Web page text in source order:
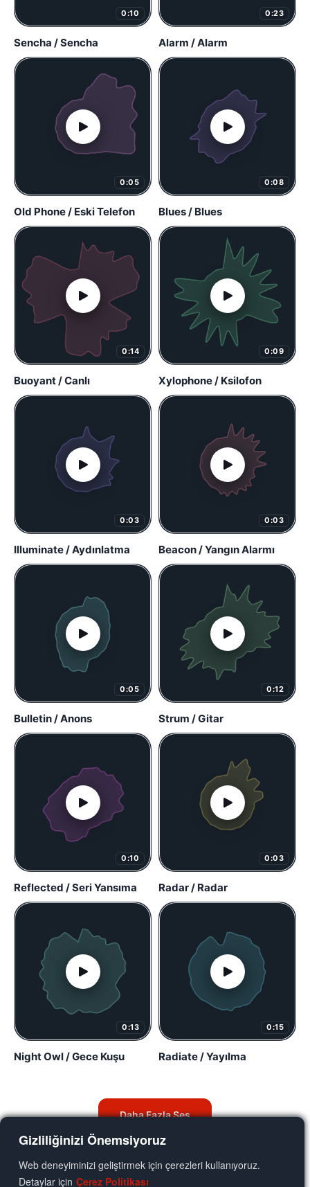
Gizliliğinizi Önemsiyoruz
Web deneyiminizi geliştirmek için çerezleri kullanıyoruz.
Detaylar için Çerez Politikası
0:10
Sencha / Sencha
0:23
Alarm / Alarm
0:05
Old Phone / Eski Telefon
0:08
Blues / Blues
0:14
Buoyant / Canlı
0:09
Xylophone / Ksilofon
0:03
Illuminate / Aydınlatma
0:03
Beacon / Yangın Alarmı
0:05
Bulletin / Anons
0:12
Strum / Gitar
0:10
Reflected / Seri Yansıma
0:03
Radar / Radar
0:13
Night Owl / Gece Kuşu
0:15
Radiate / Yayılma
Daha Fazla Ses